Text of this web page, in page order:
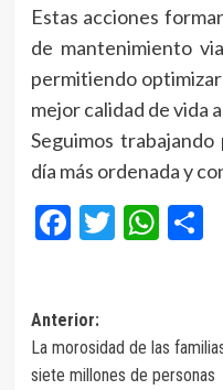
Estas acciones
de mantenimiento
permitiendo
mejor calidad de vida
Seguimos
día más ordenada y
Facebook
Twitter
Navegación
de
Anterior:
La morosidad de las
siete millones de personas